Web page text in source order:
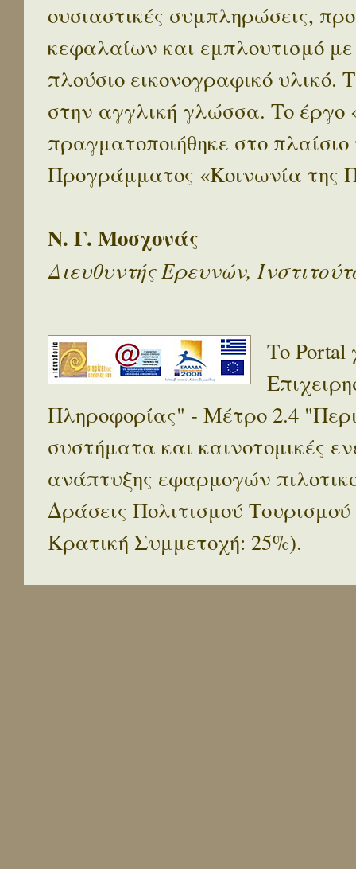
ουσιαστικές συμπληρώσεις,
κεφαλαίων και εμπλουτισμό
πλούσιο εικονογραφικό
στην αγγλική γλώσσα. Το
πραγματοποιήθηκε στο
Προγράμματος «Κοινωνία της
Ν. Γ. Μοσχονάς
Διευθυντής Ερευνών,
Το Portal
Πληροφορίας" - Μέτρο 2.4
συστήματα και καινοτομικές
ανάπτυξης εφαρμογών
Δράσεις Πολιτισμού
Κρατική Συμμετοχή: 25%).